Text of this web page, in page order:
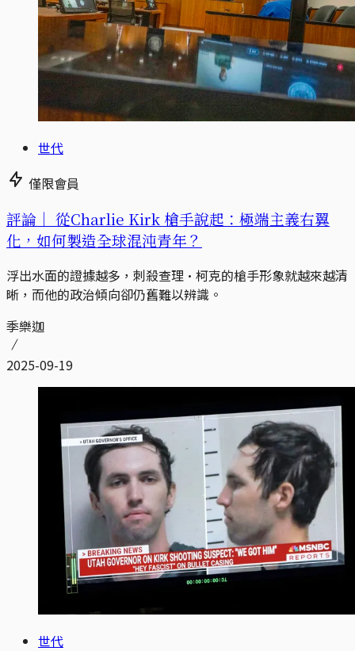
世代
僅限會員
評論｜ 從Charlie Kirk 槍手說起：極端主義右翼
化，如何製造全球混沌青年？
浮出水面的證據越多，刺殺查理·柯克的槍手形象就越來越清
晰，而他的政治傾向卻仍舊難以辨識。
季樂迦
2025-09-19
世代